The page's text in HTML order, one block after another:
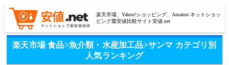
楽天市場、Yahoo!ショッピング、Amazon ネットショッ
ピング最安値比較サイト安値.net
楽天市場 食品>魚介類・水産加工品>サンマ カテゴリ別
人気ランキング